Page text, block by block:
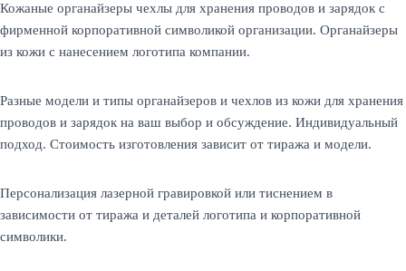
Кожаные органайзеры чехлы для хранения проводов и зарядок с
фирменной корпоративной символикой организации. Органайзеры
из кожи с нанесением логотипа компании.
Разные модели и типы органайзеров и чехлов из кожи для хранения
проводов и зарядок на ваш выбор и обсуждение. Индивидуальный
подход. Стоимость изготовления зависит от тиража и модели.
Персонализация лазерной гравировкой или тиснением в
зависимости от тиража и деталей логотипа и корпоративной
символики.